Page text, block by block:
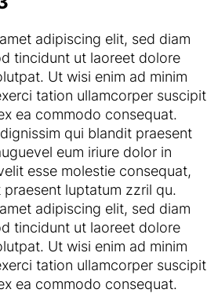
adipiscing elit, sed diam
tincidunt ut laoreet dolore
Ut wisi enim ad minim
tation ullamcorper suscipit
ea commodo consequat.
qui blandit praesent
eum iriure dolor in
esse molestie consequat,
luptatum zzril qu.
adipiscing elit, sed diam
tincidunt ut laoreet dolore
Ut wisi enim ad minim
tation ullamcorper suscipit
ea commodo consequat.